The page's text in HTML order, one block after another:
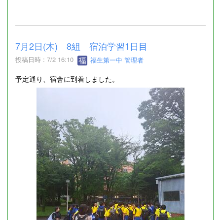
7月2日(木) 8組 宿泊学習1日目
投稿日時 : 7/2 16:10 福生第一中 管理者
予定通り、宿舎に到着しました。